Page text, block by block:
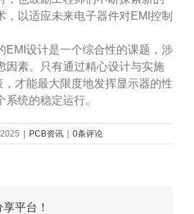
，以适应未来电子器件对EMI控制
EMI设计是一个综合性的课题，涉
因素。只有通过精心设计与实施
才能最大限度地发挥显示器的性
统的稳定运行。
PCB资讯 0条评论
平台！